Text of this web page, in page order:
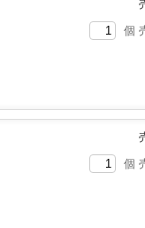
個
個